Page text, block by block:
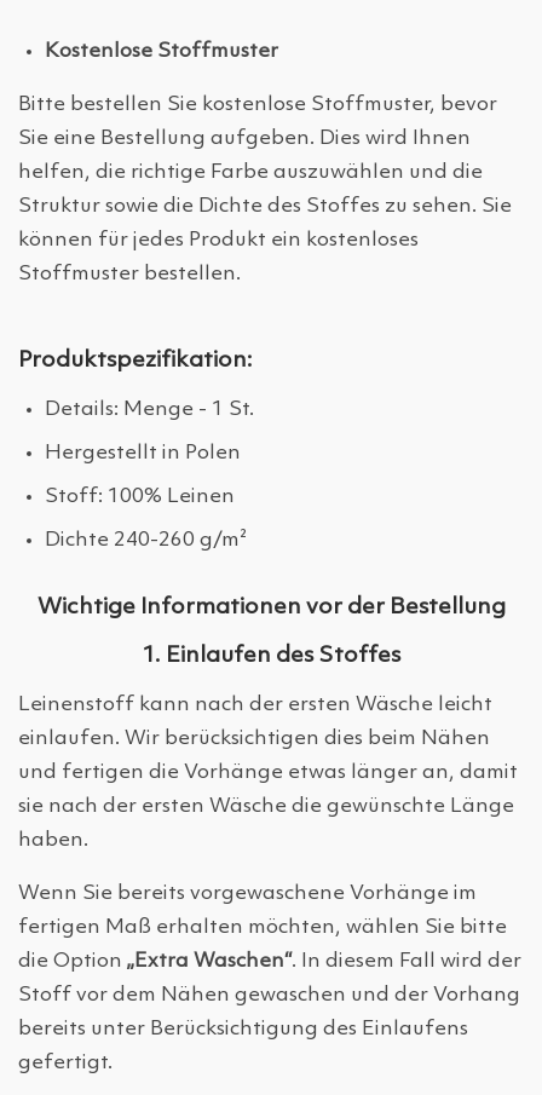
Kostenlose Stoffmuster
Bitte bestellen Sie kostenlose Stoffmuster, bevor
Sie eine Bestellung aufgeben. Dies wird Ihnen
helfen, die richtige Farbe auszuwählen und die
Struktur sowie die Dichte des Stoffes zu sehen. Sie
können für jedes Produkt ein kostenloses
Stoffmuster bestellen.
Produktspezifikation:
Details: Menge - 1 St.
Hergestellt in Polen
Stoff: 100% Leinen
Dichte 240-260 g/m²
Wichtige Informationen vor der Bestellung
1. Einlaufen des Stoffes
Leinenstoff kann nach der ersten Wäsche leicht
einlaufen. Wir berücksichtigen dies beim Nähen
und fertigen die Vorhänge etwas länger an, damit
sie nach der ersten Wäsche die gewünschte Länge
haben.
Wenn Sie bereits vorgewaschene Vorhänge im
fertigen Maß erhalten möchten, wählen Sie bitte
die Option „Extra Waschen“. In diesem Fall wird der
Stoff vor dem Nähen gewaschen und der Vorhang
bereits unter Berücksichtigung des Einlaufens
gefertigt.